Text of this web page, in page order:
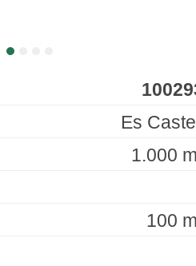
Es
1.000
100